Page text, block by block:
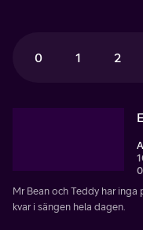
0 1 2
Mr Bean och Teddy har
kvar i sängen hela dagen.